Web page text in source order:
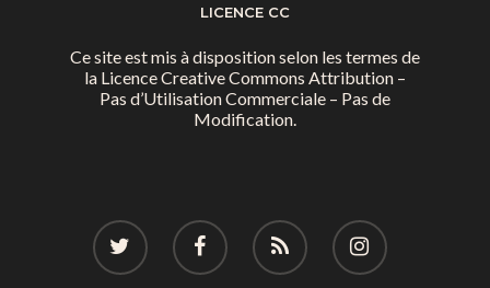
LICENCE CC
Ce site est mis à disposition selon les termes de
la Licence Creative Commons Attribution –
Pas d’Utilisation Commerciale – Pas de
Modification.